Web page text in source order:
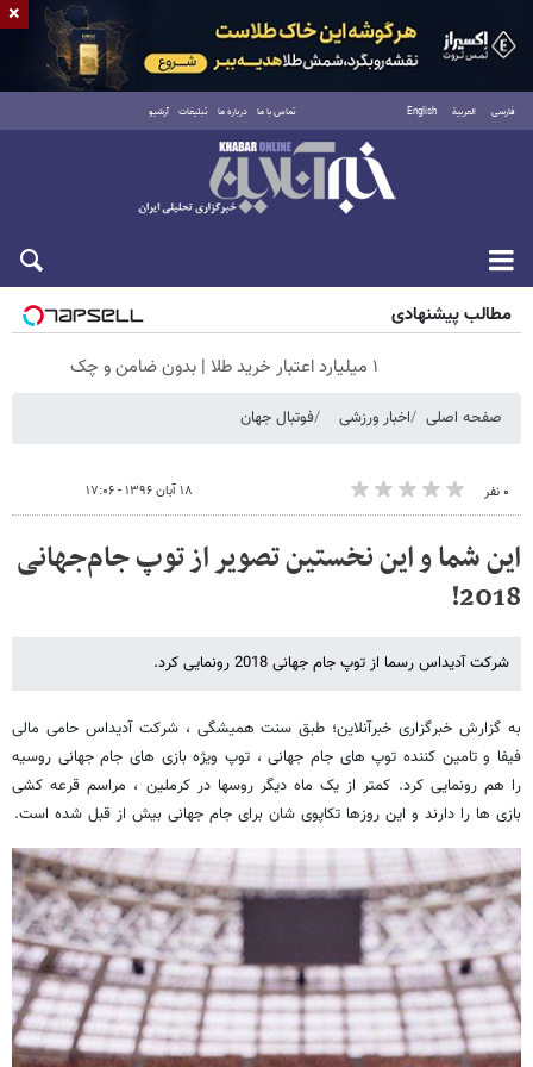
فارسی العربية English تماس با ما درباره ما تبلیغات آرشیو
شنبه ۱۷ مرداد ۱۴۰۵
مطالب پیشنهادی
۱ میلیارد اعتبار خرید طلا | بدون ضامن و چک
صفحه اصلی اخبار ورزشی فوتبال جهان
۰ نفر ۱۸ آبان ۱۳۹۶ - ۱۷:۰۶
این شما و این نخستین تصویر از توپ جام‌جهانی
2018!
شرکت آدیداس رسما از توپ جام جهانی 2018 رونمایی کرد.
به گزارش خبرگزاری خبرآنلاین؛ طبق سنت همیشگی ، شرکت آدیداس حامی مالی
فیفا و تامین کننده توپ های جام جهانی ، توپ ویژه بازی های جام جهانی روسیه
را هم رونمایی کرد. کمتر از یک ماه دیگر روسها در کرملین ، مراسم قرعه کشی
بازی ها را دارند و این روزها تکاپوی شان برای جام جهانی بیش از قبل شده است.
×